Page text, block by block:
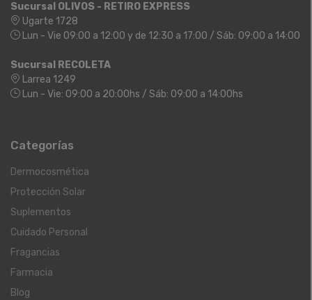
Sucursal OLIVOS - RETIRO EXPRESS
Ugarte 1728
Lun - Vie 09:00 a 12:00 y de 12:30 a 17:00 / Sáb: 09:00 a 14:00
Sucursal RECOLETA
Larrea 1249
Lun - Vie: 09:00 a 20:00hs / Sáb: 09:00 a 14:00hs
Categorías
Dermocosmética
Protección Solar
Suplementos
Cuidado Personal
Fragancias
Farmacia
Blog